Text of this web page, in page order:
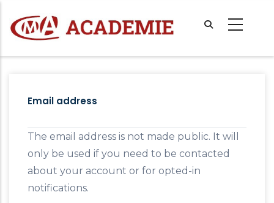
au
contenu
principal
tabsEmail address
The email address is not made public. It will
only be used if you need to be contacted
about your account or for opted-in
notifications.